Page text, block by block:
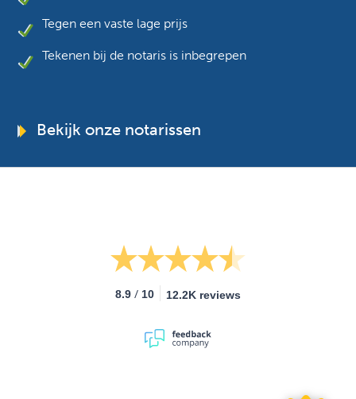
Tegen een vaste lage prijs
Tekenen bij de notaris is inbegrepen
Bekijk onze notarissen
8.9 / 10 12.2K reviews